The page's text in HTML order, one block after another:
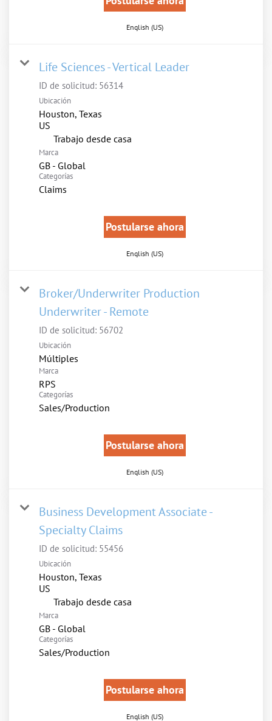
English (US)
Life Sciences - Vertical Leader
ID de solicitud: 56314
Ubicación
Houston, Texas
inicio
Trabajo desde casa
Marca
GB - Global
Categorías
Claims
Postularse ahora
English (US)
Broker/Underwriter Production
Underwriter - Remote
ID de solicitud: 56702
Ubicación
Múltiples
Marca
RPS
Categorías
Sales/Production
Postularse ahora
English (US)
Business Development Associate -
Specialty Claims
ID de solicitud: 55456
Ubicación
Houston, Texas
inicio
Trabajo desde casa
Marca
GB - Global
Categorías
Sales/Production
Postularse ahora
English (US)